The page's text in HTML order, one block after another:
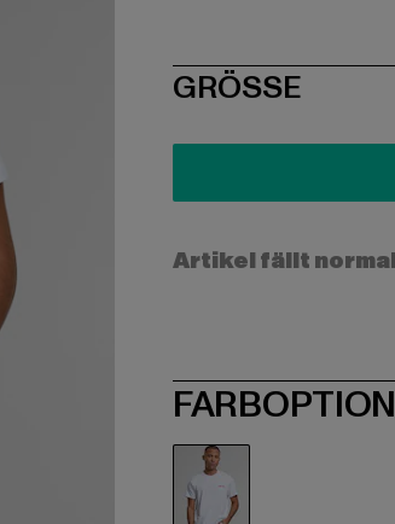
SIZE
GRÖSSE
Artikel fällt